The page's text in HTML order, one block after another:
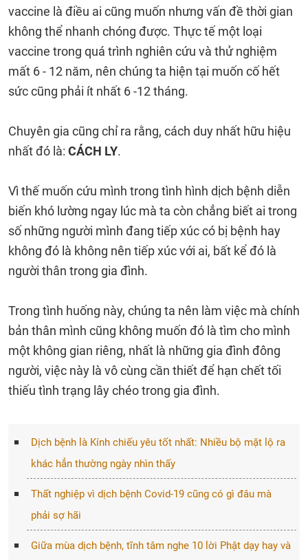
vaccine là điều ai cũng muốn nhưng vấn đề thời gian
không thể nhanh chóng được. Thực tế một loại
vaccine trong quá trình nghiên cứu và thử nghiệm
mất 6 - 12 năm, nên chúng ta hiện tại muốn cố hết
sức cũng phải ít nhất 6 -12 tháng.
Chuyên gia cũng chỉ ra rằng, cách duy nhất hữu hiệu
nhất đó là: CÁCH LY.
Vì thế muốn cứu mình trong tình hình dịch bệnh diễn
biến khó lường ngay lúc mà ta còn chẳng biết ai trong
số những người mình đang tiếp xúc có bị bệnh hay
không đó là không nên tiếp xúc với ai, bất kể đó là
người thân trong gia đình.
Trong tình huống này, chúng ta nên làm việc mà chính
bản thân mình cũng không muốn đó là tìm cho mình
một không gian riêng, nhất là những gia đình đông
người, việc này là vô cùng cần thiết để hạn chết tối
thiếu tình trạng lây chéo trong gia đình.
Dịch bệnh là Kính chiếu yêu tốt nhất: Nhiều bộ mặt lộ ra
khác hẳn thường ngày nhìn thấy
Thất nghiệp vì dịch bệnh Covid-19 cũng có gì đâu mà
phải sợ hãi
Giữa mùa dịch bệnh, tĩnh tâm nghe 10 lời Phật dạy hay và